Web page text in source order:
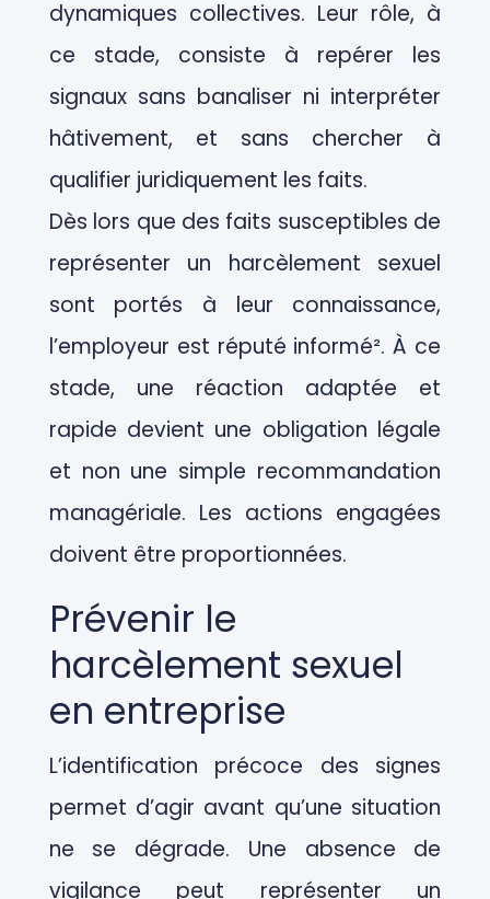
dynamiques collectives. Leur rôle, à
ce stade, consiste à repérer les
signaux sans banaliser ni interpréter
hâtivement, et sans chercher à
qualifier juridiquement les faits.
Dès lors que des faits susceptibles de
représenter un harcèlement sexuel
sont portés à leur connaissance,
l’employeur est réputé informé². À ce
stade, une réaction adaptée et
rapide devient une obligation légale
et non une simple recommandation
managériale. Les actions engagées
doivent être proportionnées.
Prévenir le
harcèlement sexuel
en entreprise
L’identification précoce des signes
permet d’agir avant qu’une situation
ne se dégrade. Une absence de
vigilance peut représenter un